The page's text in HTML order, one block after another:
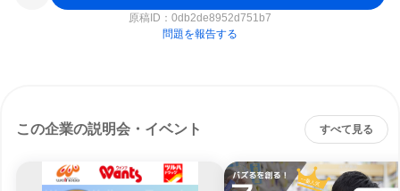
原稿ID： 0db2de8952d751b7
問題を報告する
この企業の説明会・イベント すべて見る